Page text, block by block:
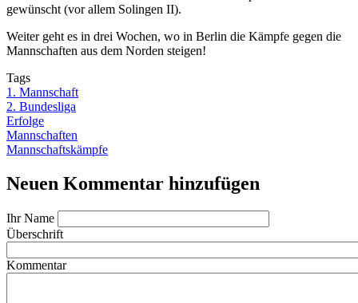
gewünscht (vor allem Solingen II).
Weiter geht es in drei Wochen, wo in Berlin die Kämpfe gegen die
Mannschaften aus dem Norden steigen!
Tags
1. Mannschaft
2. Bundesliga
Erfolge
Mannschaften
Mannschaftskämpfe
Neuen Kommentar hinzufügen
Ihr Name
Überschrift
Kommentar